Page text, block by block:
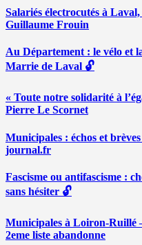
Salariés électrocutés à
Guillaume Frouin
Au Département : le vélo et
Marrie de Laval 🔓
« Toute notre solidarité à
Pierre Le Scornet
Municipales : échos et
journal.fr
Fascisme ou antifascisme :
sans hésiter 🔓
Municipales à Loiron-Ruillé
2eme liste abandonne